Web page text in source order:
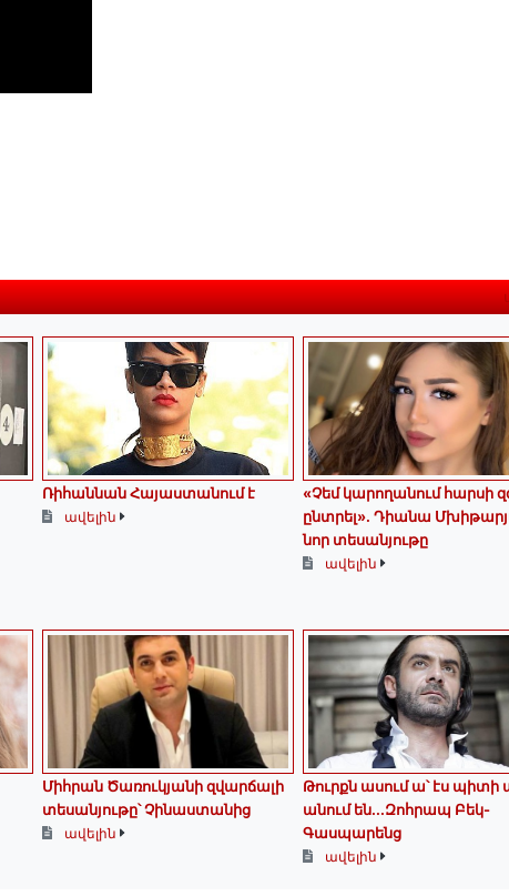
Ռիհաննան Հայաստանում է
ավելին
«Չեմ կարողանում հարսի
ընտրել». Դիանա
նոր տեսանյութը
ավելին
Միհրան Ծառուկյանի զվարճալի
տեսանյութը՝ Չինաստանից
ավելին
Թուրքն ասում ա՝ էս պիտի
անում են․․․Զոհրապ Բեկ-
Գասպարենց
ավելին